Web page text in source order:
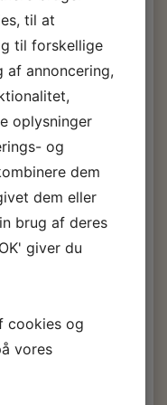
at beskadige
på et ikke-synligt
Clean 'N Glaze kan
opnå et
har FORMULA
uden
i FORMULA FIVE®
af
egnet til forruder
der er malet med 2K
det.
brusere, håndvaske
der har en
til at
til forskellige
af annoncering,
oplysninger
og
dem
dem eller
brug af deres
giver du
cookies og
vores